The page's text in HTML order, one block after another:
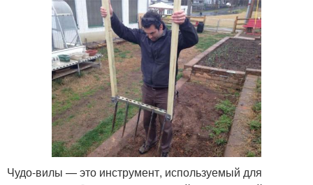
Чудо-вилы — это инструмент, используемый для